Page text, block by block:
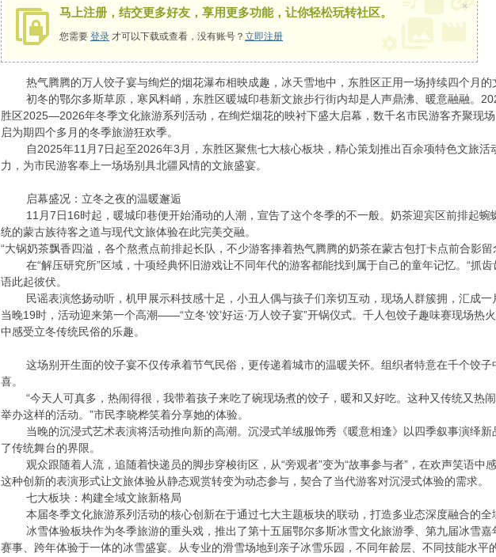
马上注册，结交更多好友，享用更多功能，让你轻松玩转社区。
您需要 登录 才可以下载或查看，没有账号？ 立即注册
×
热气腾腾的万人饺子宴与绚烂的烟花瀑布相映成趣，冰天雪地中，东胜区正用一场持续四个月的文
初冬的鄂尔多斯草原，寒风料峭，东胜区暖城印巷新文旅步行街内却是人声鼎沸、暖意融融。
胜区2025—2026年冬季文化旅游系列活动，在绚烂烟花的映衬下盛大启幕，数千名市民游客齐聚现
启为期四个多月的冬季旅游狂欢季。
自2025年11月7日起至2026年3月，东胜区聚焦七大核心板块，精心策划推出百余项特色文旅活
力，为市民游客奉上一场场别具北疆风情的文旅盛宴。
启幕盛况：立冬之夜的温暖邂逅
11月7日16时起，暖城印巷便开始涌动的人潮，宣告了这个冬季的不一般。奶茶迎宾区前排起蜿
统的蒙古族待客之道与现代文旅体验在此完美交融。
“大锅奶茶飘香四溢，各个熬煮点前排起长队，不少游客捧着热气腾腾的奶茶在蒙古包打卡点前合影留
在“解压研究所”区域，十项经典怀旧游戏让不同年代的游客都能找到属于自己的童年记忆。“抓齿
语此起彼伏。
民谣表演悠扬动听，机甲展示科技感十足，小丑人偶与孩子们亲切互动，现场人群簇拥，汇成一
当晚19时，活动迎来第一个高潮——“立冬‘饺’好运·万人饺子宴”开锅仪式。千人包饺子趣味赛现场热
中感受立冬传统民俗的乐趣。
这场别开生面的饺子宴不仅传承着节气民俗，更传递着城市的温暖关怀。组织者特意在千个饺子
喜。
“今天人可真多，热闹得很，我带着孩子来吃了碗现场煮的饺子，暖和又好吃。这种又传统又热
举办这样的活动。”市民李晓桦笑着分享她的体验。
当晚的沉浸式艺术表演将活动推向新的高潮。沉浸式羊绒服饰秀《暖意相逢》以四季叙事演绎新
了传统舞台的界限。
观众跟随着人流，追随着快递员的脚步穿梭街区，从“旁观者”变为“故事参与者”，在欢声笑语中感
这种创新的表演形式让文旅体验从静态观赏转变为动态参与，契合了当代游客对沉浸式体验的需求。
七大板块：构建全域文旅新格局
本届冬季文化旅游系列活动的核心创新在于通过七大主题板块的联动，打造多业态深度融合的全
冰雪体验板块作为冬季旅游的重头戏，推出了第十五届鄂尔多斯冰雪文化旅游季、第九届冰雪嘉
赛事、跨年体验于一体的冰雪盛宴。从专业的滑雪场地到亲子冰雪乐园，不同年龄层、不同技能水平